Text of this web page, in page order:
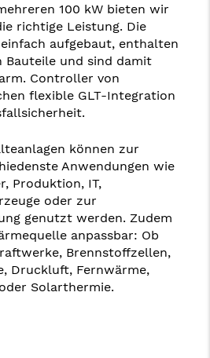
100 kW bieten wir
richtige Leistung. Die
aufgebaut, enthalten
Bauteile und sind damit
Controller von
flexible GLT-Integration
können zur
Anwendungen wie
Produktion, IT,
oder zur
genutzt werden. Zudem
anpassbar: Ob
Brennstoffzellen,
Druckluft, Fernwärme,
Solarthermie.